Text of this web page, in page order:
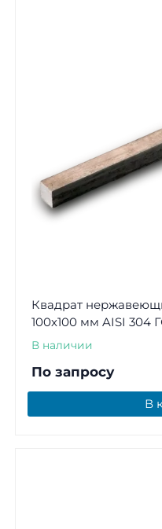
Квадрат
100х100 мм AISI 304
В наличии
По запросу
В